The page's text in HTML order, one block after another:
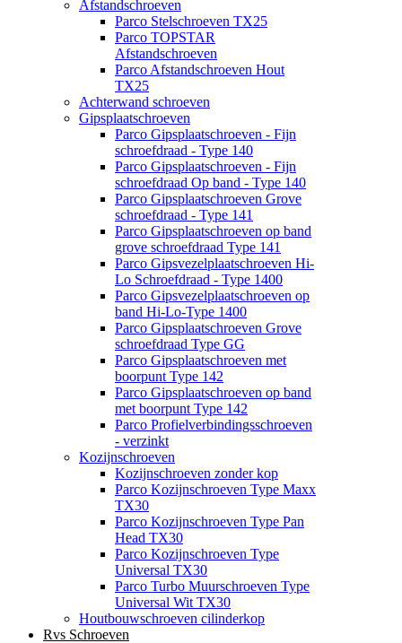
Afstandschroeven
Parco Stelschroeven TX25
Parco TOPSTAR
Afstandschroeven
Parco Afstandschroeven Hout
TX25
Achterwand schroeven
Gipsplaatschroeven
Parco Gipsplaatschroeven - Fijn
schroefdraad - Type 140
Parco Gipsplaatschroeven - Fijn
schroefdraad Op band - Type 140
Parco Gipsplaatschroeven Grove
schroefdraad - Type 141
Parco Gipsplaatschroeven op band
grove schroefdraad Type 141
Parco Gipsvezelplaatschroeven Hi-
Lo Schroefdraad - Type 1400
Parco Gipsvezelplaatschroeven op
band Hi-Lo-Type 1400
Parco Gipsplaatschroeven Grove
schroefdraad Type GG
Parco Gipsplaatschroeven met
boorpunt Type 142
Parco Gipsplaatschroeven op band
met boorpunt Type 142
Parco Profielverbindingsschroeven
- verzinkt
Kozijnschroeven
Kozijnschroeven zonder kop
Parco Kozijnschroeven Type Maxx
TX30
Parco Kozijnschroeven Type Pan
Head TX30
Parco Kozijnschroeven Type
Universal TX30
Parco Turbo Muurschroeven Type
Universal Wit TX30
Houtbouwschroeven cilinderkop
Rvs Schroeven